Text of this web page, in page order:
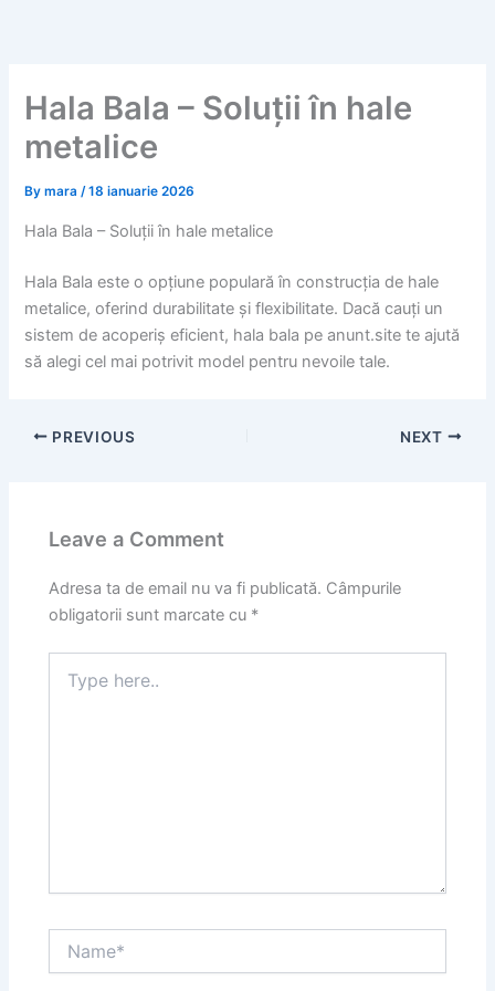
Hala Bala – Soluții în hale
metalice
Bymara/18 ianuarie 2026
Hala Bala – Soluții în hale metalice
Hala Bala este o opțiune populară în construcția de hale
metalice, oferind durabilitate și flexibilitate. Dacă cauți un
sistem de acoperiș eficient, hala bala pe anunt.site te ajută
să alegi cel mai potrivit model pentru nevoile tale.
PREVIOUS NEXT
Leave a Comment
Adresa ta de email nu va fi publicată. Câmpurile
obligatorii sunt marcate cu *
here..